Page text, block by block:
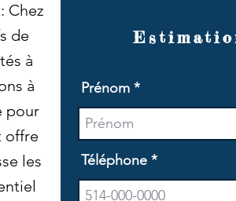
Chez
de
à
à
pour
offre
les
Prénom
Téléphone